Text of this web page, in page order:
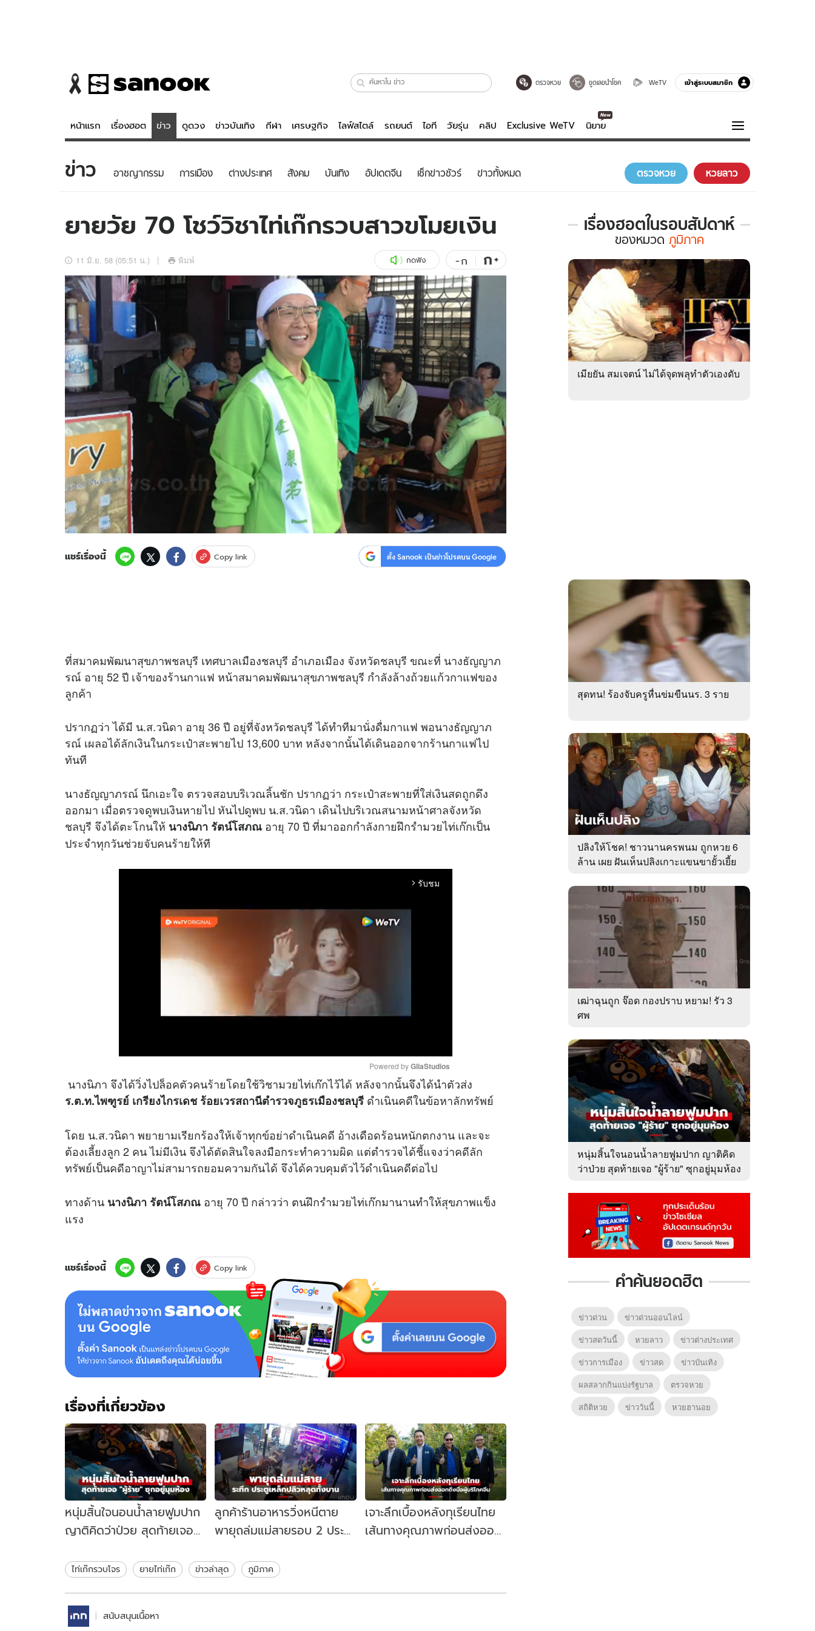
ตรวจหวย ขูดเลขนำโชค WeTV เข้าสู่ระบบสมาชิก
หน้าแรก เรื่องฮอต ข่าว ดูดวง ข่าวบันเทิง กีฬา เศรษฐกิจ ไลฟ์สไตล์ รถยนต์ ไอที วัยรุ่น คลิป Exclusive WeTV นิยาย
ข่าว
ข่าวบันเทิง
อัปเดตจีน
เช็กข่าวชัวร์
ดูดวง - ตรวจหวย
สถิติหวยไทย
ไลฟ์สไตล์
วัยรุ่น
รถยนต์
สุขภาพ
เที่ยว-กิน
Tasteful Thailand
Sanook Choice
บันเทิงครบรส
คลิป
พอดแคสต์
ความรู้รอบตัว
ฮาวทู
ดาวน์โหลดสนุกแอปฟรี ติดตามสนุกโซเชียลได้ที่
สงวนลิขสิทธิ์ © 2569 บริษัท อิมเมจ ฟิวเจอร์ (ประเทศไทย) จำกัด
ข่าว อาชญากรรม การเมือง ต่างประเทศ สังคม บันเทิง อัปเดตจีน เช็กข่าวชัวร์ ข่าวทั้งหมด ตรวจหวย หวยลาว
ยายวัย 70 โชว์วิชาไท่เก๊กรวบสาวขโมยเงิน
11 มิ.ย. 58 (05:51 น.) พิมพ์ กดฟัง -ก ก+
แชร์เรื่องนี้ Copy link ตั้ง Sanook เป็นข่าวโปรดบน Google
ที่สมาคมพัฒนาสุขภาพชลบุรี เทศบาลเมืองชลบุรี อำเภอเมือง จังหวัดชลบุรี ขณะที่ นางธัญญาภ
รณ์ อายุ 52 ปี เจ้าของร้านกาแฟ หน้าสมาคมพัฒนาสุขภาพชลบุรี กำลังล้างถ้วยแก้วกาแฟของ
ลูกค้า
ปรากฏว่า ได้มี น.ส.วนิดา อายุ 36 ปี อยู่ที่จังหวัดชลบุรี ได้ทำทีมานั่งดื่มกาแฟ พอนางธัญญาภ
รณ์ เผลอได้ลักเงินในกระเป๋าสะพายไป 13,600 บาท หลังจากนั้นได้เดินออกจากร้านกาแฟไป
ทันที
นางธัญญาภรณ์ นึกเอะใจ ตรวจสอบบริเวณลิ้นชัก ปรากฏว่า กระเป๋าสะพายที่ใส่เงินสดถูกดึง
ออกมา เมื่อตรวจดูพบเงินหายไป หันไปดูพบ น.ส.วนิดา เดินไปบริเวณสนามหน้าศาลจังหวัด
ชลบุรี จึงได้ตะโกนให้ นางนิภา รัตน์โสภณ อายุ 70 ปี ที่มาออกกำลังกายฝึกรำมวยไท่เก๊กเป็น
ประจำทุกวันช่วยจับคนร้ายให้ที
arrow_forward_ios รับชม
M
t
e
Powered by GliaStudios
นางนิภา จึงได้วิ่งไปล็อคตัวคนร้ายโดยใช้วิชามวยไท่เก๊กไว้ได้ หลังจากนั้นจึงได้นำตัวส่ง
ร.ต.ท.ไพฑูรย์ เกรียงไกรเดช ร้อยเวรสถานีตำรวจภูธรเมืองชลบุรี ดำเนินคดีในข้อหาลักทรัพย์
โดย น.ส.วนิดา พยายามเรียกร้องให้เจ้าทุกข์อย่าดำเนินคดี อ้างเดือดร้อนหนักตกงาน และจะ
ต้องเลี้ยงลูก 2 คน ไม่มีเงิน จึงได้ตัดสินใจลงมือกระทำความผิด แต่ตำรวจได้ชี้แจงว่าคดีลัก
ทรัพย์เป็นคดีอาญาไม่สามารถยอมความกันได้ จึงได้ควบคุมตัวไว้ดำเนินคดีต่อไป
ทางด้าน นางนิภา รัตน์โสภณ อายุ 70 ปี กล่าวว่า ตนฝึกรำมวยไท่เก๊กมานานทำให้สุขภาพแข็ง
แรง
แชร์เรื่องนี้ Copy link
เรื่องที่เกี่ยวข้อง
หนุ่มสิ้นใจนอนน้ำลายฟูมปาก
ญาติคิดว่าป่วย สุดท้ายเจอ
ลูกค้าร้านอาหารวิ่งหนีตาย
พายุถล่มแม่สายรอบ 2 ประตู
เจาะลึกเบื้องหลังทุเรียนไทย
เส้นทางคุณภาพก่อนส่งออก
ไท่เก๊กรวบโจร ยายไท่เก๊ก ข่าวล่าสุด ภูมิภาค
สนับสนุนเนื้อหา
เรื่องฮอตในรอบสัปดาห์
เรื่อง
ใน
รอบ
สัปดาห์
ของ
หมวด
ภูมิภาค
ของหมวด ภูมิภาค
เมียยัน สมเจตน์ ไม่ได้จุดพลุทำตัวเองดับ
สุดทน! ร้องจับครูหื่นข่มขืนนร. 3 ราย
ปลิงให้โชค! ชาวนานครพนม ถูกหวย 6
ล้าน เผย ฝันเห็นปลิงเกาะแขนขายั้วเยี้ย
เฒ่าฉุนถูก จ๊อด กองปราบ หยาม! รัว 3
ศพ
หนุ่มสิ้นใจนอนน้ำลายฟูมปาก ญาติคิด
ว่าป่วย สุดท้ายเจอ "ผู้ร้าย" ซุกอยู่มุมห้อง
คำค้นยอดฮิต
ข่าวด่วน
ข่าวด่วนออนไลน์
ข่าวสดวันนี้
หวยลาว
ข่าวต่างประเทศ
ข่าวการเมือง
ข่าวสด
ข่าวบันเทิง
ผลสลากกินแบ่งรัฐบาล
ตรวจหวย
สถิติหวย
ข่าววันนี้ หวยฮานอย